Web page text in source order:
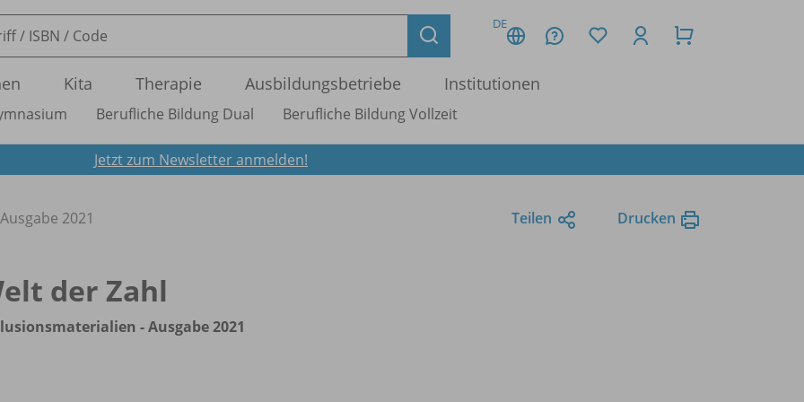
DE
Kita Therapie Ausbildungsbetriebe Institutionen
Berufliche Bildung Dual Berufliche Bildung Vollzeit
Jetzt zum Newsletter anmelden!
2021 Teilen Drucken
der Zahl
- Ausgabe 2021